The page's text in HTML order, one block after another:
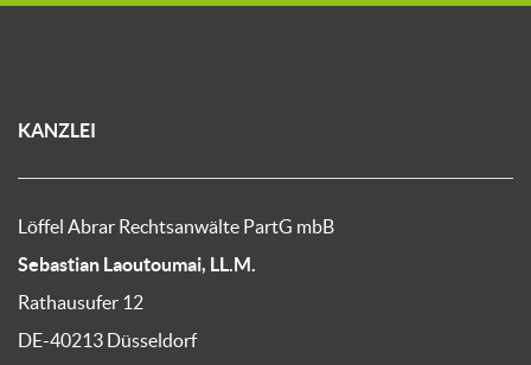
KANZLEI
Löffel Abrar Rechtsanwälte PartG mbB
Sebastian Laoutoumai, LL.M.
Rathausufer 12
DE-40213 Düsseldorf